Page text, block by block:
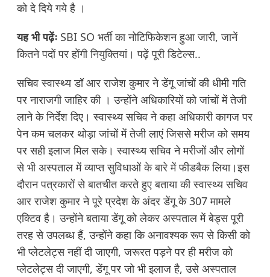
को दे दिये गये है ।
यह भी पढ़ेंः SBI SO भर्ती का नोटिफिकेशन हुआ जारी, जानें
कितने पदों पर होंगी नियुक्तियां। पढ़ें पूरी डिटेल्स..
सचिव स्वास्थ्य डॉ आर राजेश कुमार ने डेंगू जांचों की धीमी गति
पर नाराजगी जाहिर की । उन्होंने अधिकारियों को जांचों में तेजी
लाने के निर्देश दिए। स्वास्थ्य सचिव ने कहा अधिकारी कागज पर
पेन कम चलकर थोड़ा जांचों में तेजी लाएं जिससे मरीज को समय
पर सही इलाज मिल सके। स्वास्थ्य सचिव ने मरीजों और लोगों
से भी अस्पताल में व्याप्त सुविधाओं के बारे में फीडबैक लिया।इस
दौरान पत्रकारों से बातचीत करते हुए बताया की स्वास्थ्य सचिव
आर राजेश कुमार ने पूरे प्रदेश के अंदर डेंगू के 307 मामले
एक्टिव है। उन्होंने बताया डेंगू को लेकर अस्पताल में बेड्स पूरी
तरह से उपलब्ध हैं, उन्होंने कहा कि अनावश्यक रूप से किसी को
भी प्लेटलेट्स नहीं दी जाएगी, जरूरत पड़ने पर ही मरीज को
प्लेटलेट्स दी जाएगी, डेंगू पर जो भी इलाज है, उसे अस्पताल